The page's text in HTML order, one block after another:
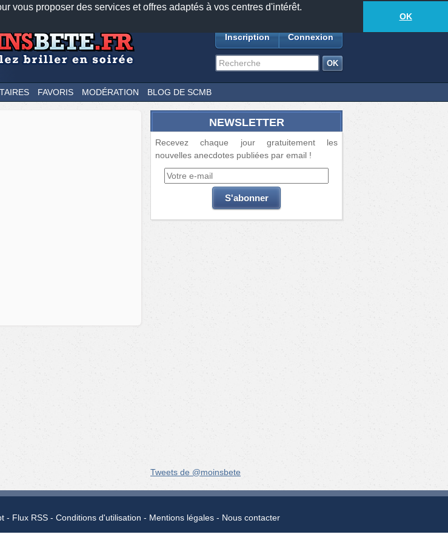
vous proposer des services et offres adaptés à vos centres d'intérêt.
OK
mobiles Newsletter Facebook
TwitterFeeds18877anecdotes-388lecteurs connectés
Inscription Connexion
FAVORIS MODÉRATION BLOG DE SCMB
NEWSLETTER
Recevez chaque jour gratuitement les
nouvelles anecdotes publiées par email !
Tweets de @moinsbete
Flux RSS Conditions d'utilisation Mentions légales Nous contacter